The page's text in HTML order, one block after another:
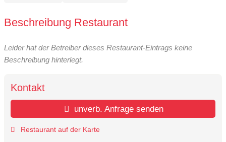
Beschreibung Restaurant
Leider hat der Betreiber dieses Restaurant-Eintrags keine
Beschreibung hinterlegt.
Kontakt
unverb. Anfrage senden
Restaurant auf der Karte